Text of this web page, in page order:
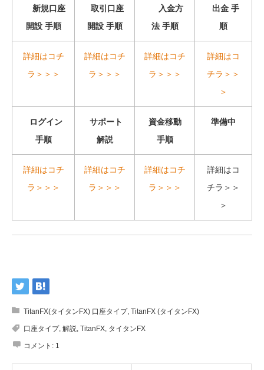
新規口座
開設 手順
取引口座
開設 手順
入金方
法 手順
出金 手
順
詳細はコチ
ラ＞＞＞
詳細はコチ
ラ＞＞＞
詳細はコチ
ラ＞＞＞
詳細はコ
チラ＞＞
＞
ログイン
手順
サポート
解説
資金移動
手順
準備中
詳細はコチ
ラ＞＞＞
詳細はコチ
ラ＞＞＞
詳細はコチ
ラ＞＞＞
詳細はコ
チラ＞＞
＞
TitanFX(タイタンFX) 口座タイプ, TitanFX (タイタンFX)
口座タイプ, 解説, TitanFX, タイタンFX
コメント: 1